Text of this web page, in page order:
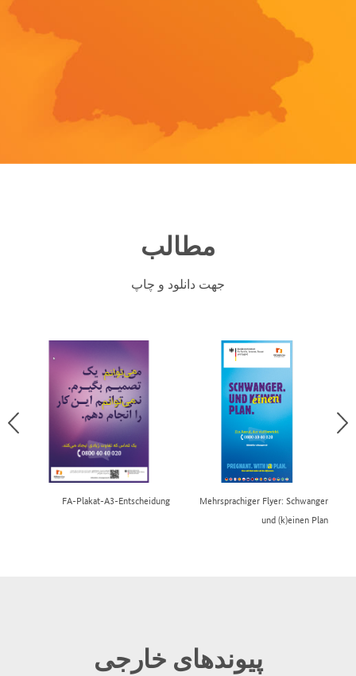
مطالب
جهت دانلود و چاپ
Mehrsprachiger Flyer: Schwanger
und (k)einen Plan
FA-Plakat-A3-Entscheidung
پیوندهای خارجی